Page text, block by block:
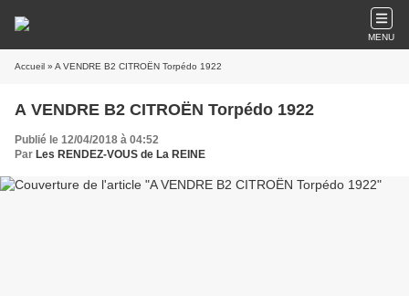
MENU
Accueil » A VENDRE B2 CITROËN Torpédo 1922
A VENDRE B2 CITROËN Torpédo 1922
Publié le 12/04/2018 à 04:52
Par Les RENDEZ-VOUS de La REINE